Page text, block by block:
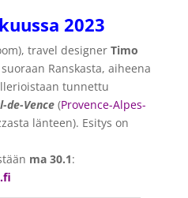
2023
travel designer Timo
Ranskasta, aiheena
tunnettu
de-Vence(Provence-Alpes-
länteen). Esitys on
ma 30.1: